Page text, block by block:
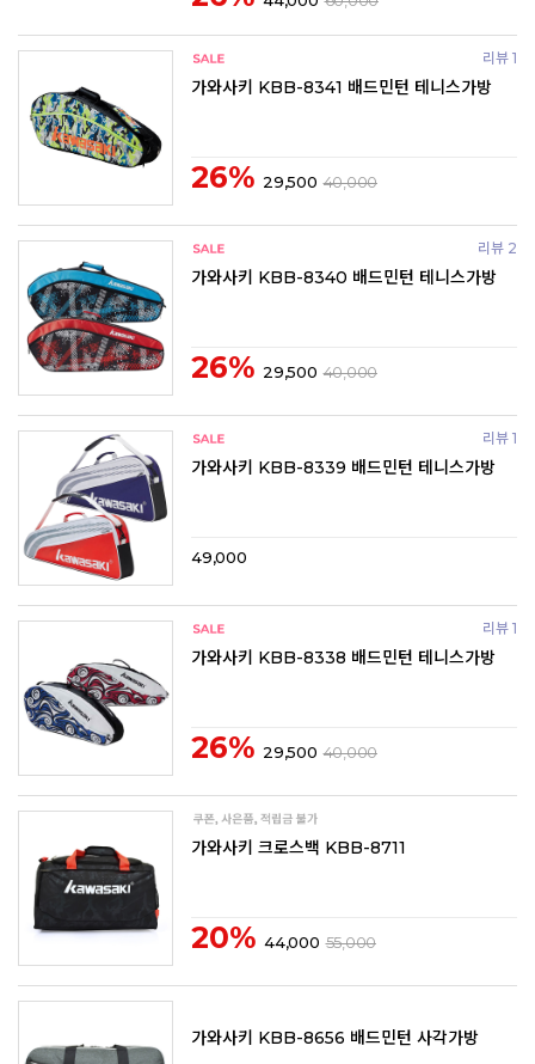
리뷰 1
가와사키 KBB-8341 배드민턴 테니스가방
26% 29,500 40,000
리뷰 2
가와사키 KBB-8340 배드민턴 테니스가방
26% 29,500 40,000
리뷰 1
가와사키 KBB-8339 배드민턴 테니스가방
49,000
리뷰 1
가와사키 KBB-8338 배드민턴 테니스가방
26% 29,500 40,000
가와사키 크로스백 KBB-8711
20% 44,000 55,000
가와사키 KBB-8656 배드민턴 사각가방